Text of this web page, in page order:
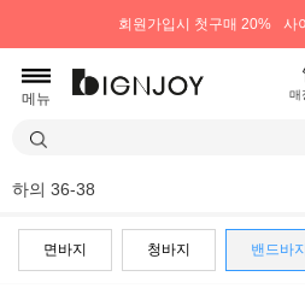
회원가입시 첫구매 20% 사
메뉴 매
하의 36-38
면바지 청바지 밴드바지